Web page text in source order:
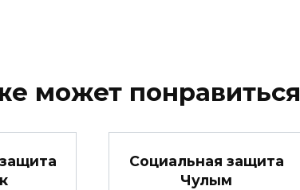
может понравиться
Социальная защита
Чулым